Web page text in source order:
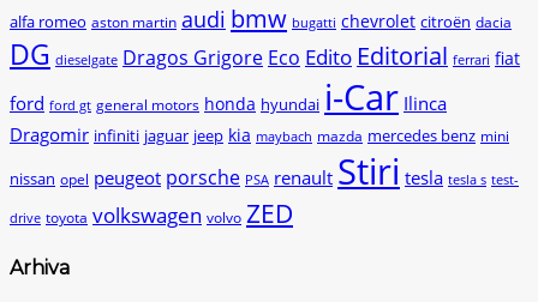
alfa romeo aston martin audi bmw bugatti chevrolet citroën dacia
DG dieselgate Dragos Grigore Eco Edito Editorial ferrari fiat
ford ford gt general motors honda hyundai i-Car Ilinca
Dragomir infiniti jaguar jeep kia maybach mazda mercedes benz mini
nissan opel peugeot porsche PSA renault Stiri tesla tesla s test-
drive toyota volkswagen volvo ZED
Arhiva